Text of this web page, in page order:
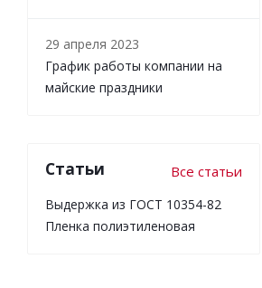
29 апреля 2023
График работы компании на
майские праздники
Статьи Все статьи
Выдержка из ГОСТ 10354-82
Пленка полиэтиленовая